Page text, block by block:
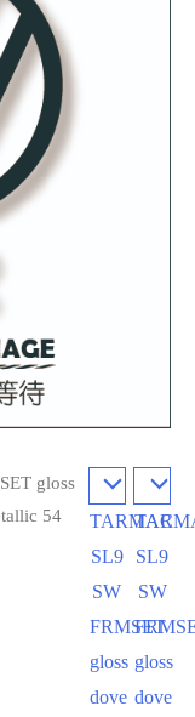
TARMAC
SL9
SW
FRMSET
gloss
dove
SL9
SW
gloss
dove
gloss
54